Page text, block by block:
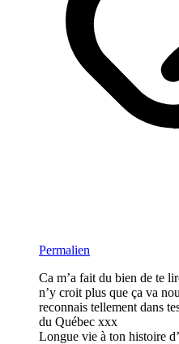
Permalien
Ca m’a fait du bien de te
n’y croit plus que ça va
reconnais tellement dans
du Québec xxx
Longue vie à ton histoire